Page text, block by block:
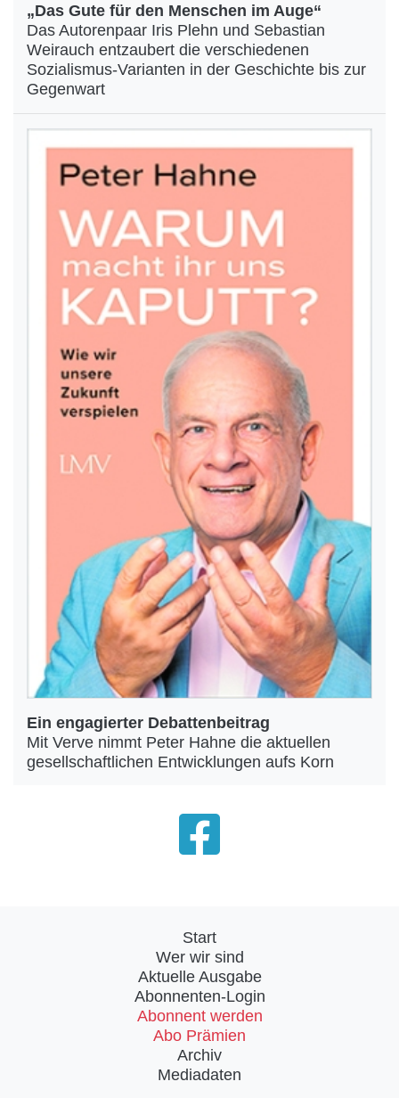
„Das Gute für den Menschen im Auge“
Das Autorenpaar Iris Plehn und Sebastian
Weirauch entzaubert die verschiedenen
Sozialismus-Varianten in der Geschichte bis zur
Gegenwart
Ein engagierter Debattenbeitrag
Mit Verve nimmt Peter Hahne die aktuellen
gesellschaftlichen Entwicklungen aufs Korn
Start
Wer wir sind
Aktuelle Ausgabe
Abonnenten-Login
Abonnent werden
Abo Prämien
Archiv
Mediadaten